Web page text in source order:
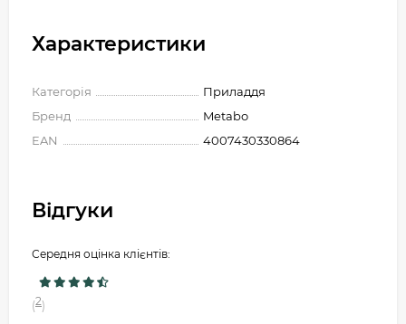
Характеристики
Категорія
Приладдя
Бренд
Metabo
EAN
4007430330864
Відгуки
Середня оцінка клієнтів:
(2)